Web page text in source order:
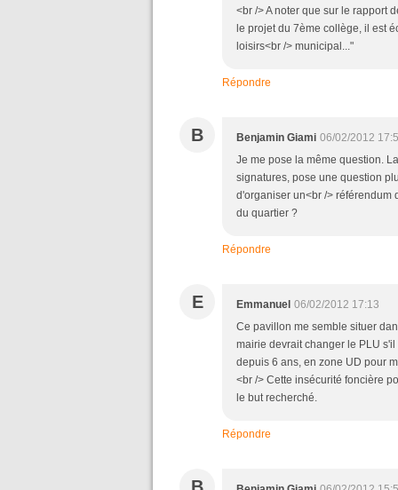
<br /> A noter que sur le rapport
le projet du 7ème collège, il est
loisirs<br /> municipal..."
Répondre
B Benjamin Giami 06/02/2012
Je me pose la même question.
signatures, pose une question
d'organiser un<br /> référendum
du quartier ?
Répondre
E Emmanuel 06/02/2012 17:13
Ce pavillon me semble situer
mairie devrait changer le PLU
depuis 6 ans, en zone UD pour
<br /> Cette insécurité foncière
le but recherché.
Répondre